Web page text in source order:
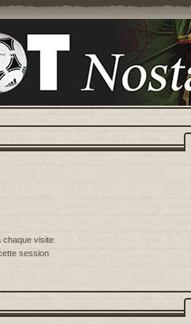
chaque visite
session